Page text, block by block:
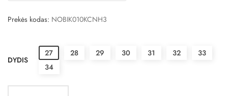
Prekės kodas: NOBIK010KCNH3
DYDIS
27 28 29 30 31 32
33
34